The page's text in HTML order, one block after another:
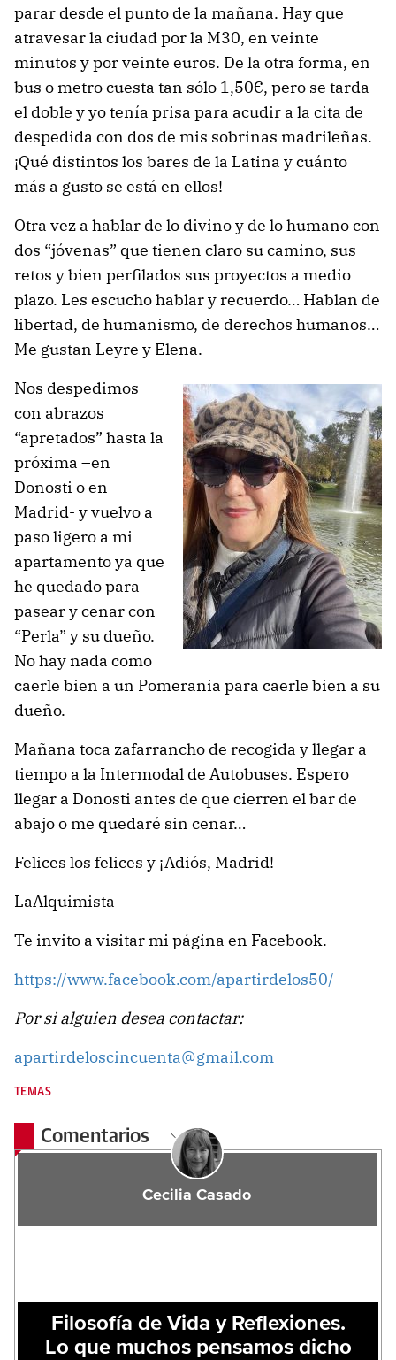
parar desde el punto de la mañana. Hay que
atravesar la ciudad por la M30, en veinte
minutos y por veinte euros. De la otra forma, en
bus o metro cuesta tan sólo 1,50€, pero se tarda
el doble y yo tenía prisa para acudir a la cita de
despedida con dos de mis sobrinas madrileñas.
¡Qué distintos los bares de la Latina y cuánto
más a gusto se está en ellos!
Otra vez a hablar de lo divino y de lo humano con
dos “jóvenas” que tienen claro su camino, sus
retos y bien perfilados sus proyectos a medio
plazo. Les escucho hablar y recuerdo… Hablan de
libertad, de humanismo, de derechos humanos…
Me gustan Leyre y Elena.
Nos despedimos
con abrazos
“apretados” hasta la
próxima –en
Donosti o en
Madrid- y vuelvo a
paso ligero a mi
apartamento ya que
he quedado para
pasear y cenar con
“Perla” y su dueño.
No hay nada como
caerle bien a un Pomerania para caerle bien a su
dueño.
Mañana toca zafarrancho de recogida y llegar a
tiempo a la Intermodal de Autobuses. Espero
llegar a Donosti antes de que cierren el bar de
abajo o me quedaré sin cenar…
Felices los felices y ¡Adiós, Madrid!
LaAlquimista
Te invito a visitar mi página en Facebook.
https://www.facebook.com/apartirdelos50/
Por si alguien desea contactar:
apartirdeloscincuenta@gmail.com
TEMAS
Comentarios
Cecilia Casado
Filosofía de Vida y Reflexiones.
Lo que muchos pensamos dicho